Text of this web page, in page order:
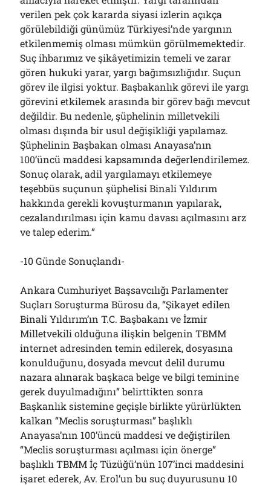
verilen pek çok kararda siyasi izlerin açıkça
görülebildiği günümüz Türkiyesi’nde yargının
etkilenmemiş olması mümkün görülmemektedir.
Suç ihbarımız ve şikâyetimizin temeli ve zarar
gören hukuki yarar, yargı bağımsızlığıdır. Suçun
görev ile ilgisi yoktur. Başbakanlık görevi ile yargı
görevini etkilemek arasında bir görev bağı mevcut
değildir. Bu nedenle, şüphelinin milletvekili
olması dışında bir usul değişikliği yapılamaz.
Şüphelinin Başbakan olması Anayasa’nın
100’üncü maddesi kapsamında değerlendirilemez.
Sonuç olarak, adil yargılamayı etkilemeye
teşebbüs suçunun şüphelisi Binali Yıldırım
hakkında gerekli kovuşturmanın yapılarak,
cezalandırılması için kamu davası açılmasını arz
ve talep ederim.”
-10 Günde Sonuçlandı-
Ankara Cumhuriyet Başsavcılığı Parlamenter
Suçları Soruşturma Bürosu da, “Şikayet edilen
Binali Yıldırım’ın T.C. Başbakanı ve İzmir
Milletvekili olduğuna ilişkin belgenin TBMM
internet adresinden temin edilerek, dosyasına
konulduğunu, dosyada mevcut delil durumu
nazara alınarak başkaca belge ve bilgi teminine
gerek duyulmadığını” belirttikten sonra
Başkanlık sistemine geçişle birlikte yürürlükten
kalkan “Meclis soruşturması” başlıklı
Anayasa’nın 100’üncü maddesi ve değiştirilen
“Meclis soruşturması açılması için önerge”
başlıklı TBMM İç Tüzüğü’nün 107’inci maddesini
işaret ederek, Av. Erol’un bu suç duyurusunu 10